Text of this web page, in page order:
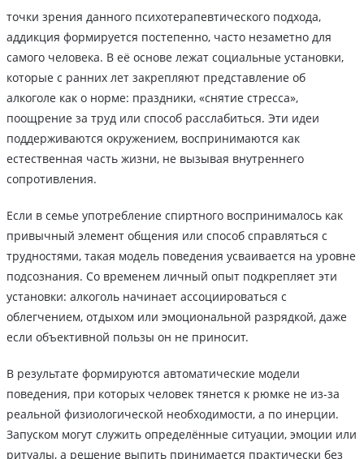
точки зрения данного психотерапевтического подхода,
аддикция формируется постепенно, часто незаметно для
самого человека. В её основе лежат социальные установки,
которые с ранних лет закрепляют представление об
алкоголе как о норме: праздники, «снятие стресса»,
поощрение за труд или способ расслабиться. Эти идеи
поддерживаются окружением, воспринимаются как
естественная часть жизни, не вызывая внутреннего
сопротивления.
Если в семье употребление спиртного воспринималось как
привычный элемент общения или способ справляться с
трудностями, такая модель поведения усваивается на уровне
подсознания. Со временем личный опыт подкрепляет эти
установки: алкоголь начинает ассоциироваться с
облегчением, отдыхом или эмоциональной разрядкой, даже
если объективной пользы он не приносит.
В результате формируются автоматические модели
поведения, при которых человек тянется к рюмке не из-за
реальной физиологической необходимости, а по инерции.
Запуском могут служить определённые ситуации, эмоции или
ритуалы, а решение выпить принимается практически без